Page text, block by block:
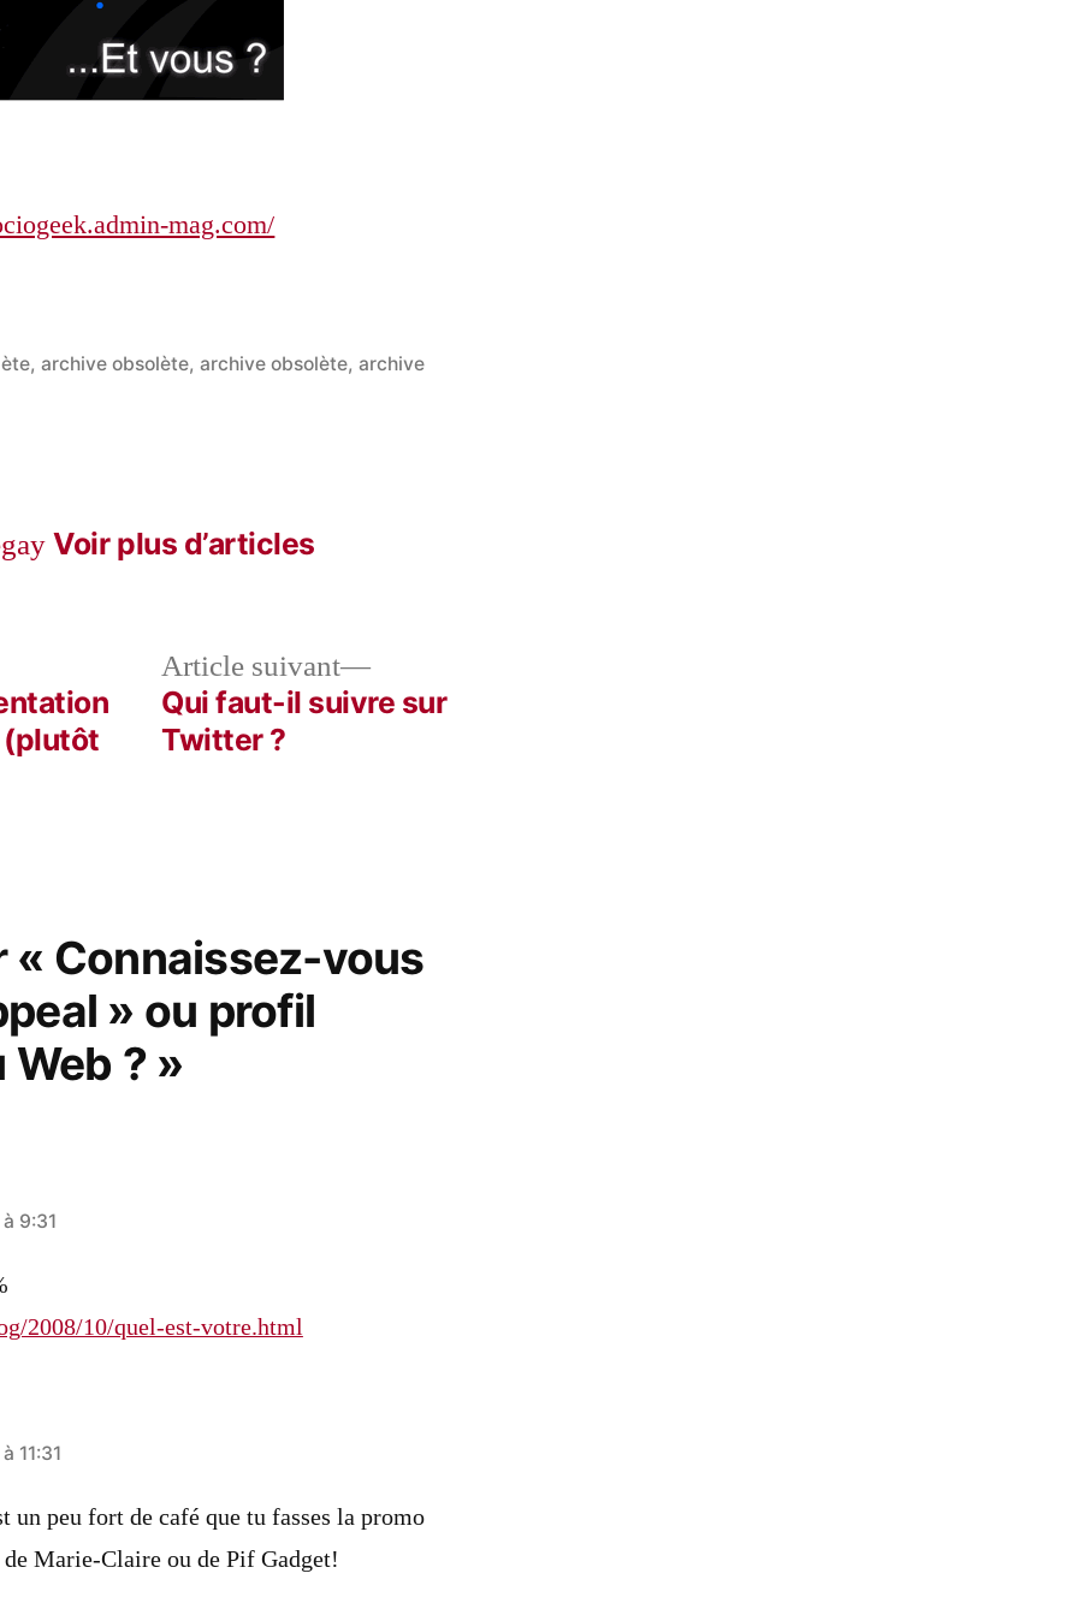
mag.com/
,archive obsolète,archive obsolète,archive
Voir plus d’articles
:
(plutôt
Article suivant
Article
suivant :
Qui faut-il suivre sur
Twitter ?
« Connaissez-vous
» ou profil
? »
9:31
2008/10/quel-est-votre.html
11:31
un peu fort de café que tu fasses la promo
Marie-Claire ou de Pif Gadget!